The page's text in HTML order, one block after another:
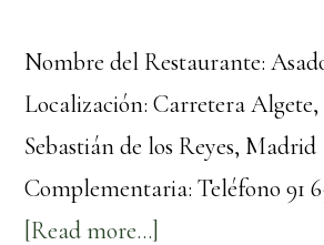
Nombre del Restaurante:
Localización: Carretera Algete,
Sebastián de los Reyes,
Complementaria: Teléfono 91
[Read more...]